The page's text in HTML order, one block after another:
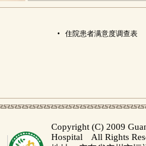
• 住院患者满意度调查表
Copyright (C) 2009
Hospital All Rights